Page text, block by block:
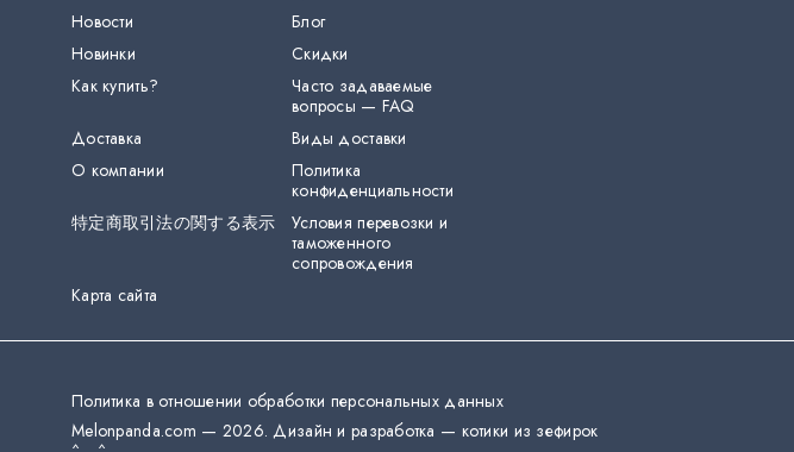
Новости
Блог
Новинки
Скидки
Как купить?
Часто задаваемые
вопросы — FAQ
Доставка
Виды доставки
О компании
Политика
конфиденциальности
特定商取引法の関する表示
Условия перевозки и
таможенного
сопровождения
Карта сайта
Политика в отношении обработки персональных данных
Melonpanda.com — 2026.Дизайн и разработка — котики из зефирок